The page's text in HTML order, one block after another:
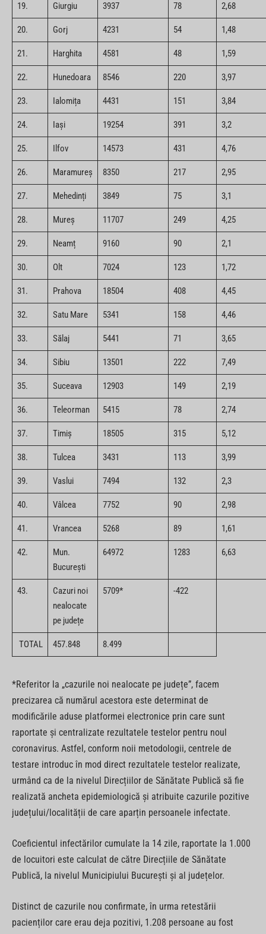
19. Giurgiu 3937 78 2,68
20. Gorj 4231 54 1,48
21. Harghita 4581 48 1,59
22. Hunedoara 8546 220 3,97
23. Ialomița 4431 151 3,84
24. Iași 19254 391 3,2
25. Ilfov 14573 431 4,76
26. Maramureș 8350 217 2,95
27. Mehedinți 3849 75 3,1
28. Mureș 11707 249 4,25
29. Neamț 9160 90 2,1
30. Olt 7024 123 1,72
31. Prahova 18504 408 4,45
32. Satu Mare 5341 158 4,46
33. Sălaj 5441 71 3,65
34. Sibiu 13501 222 7,49
35. Suceava 12903 149 2,19
36. Teleorman 5415 78 2,74
37. Timiș 18505 315 5,12
38. Tulcea 3431 113 3,99
39. Vaslui 7494 132 2,3
40. Vâlcea 7752 90 2,98
41. Vrancea 5268 89 1,61
42.
Mun.
București
64972 1283 6,63
43.
Cazuri noi
nealocate
pe județe
5709* -422
TOTAL 457.848 8.499
*Referitor la „cazurile noi nealocate pe județe”, facem
precizarea că numărul acestora este determinat de
modificările aduse platformei electronice prin care sunt
raportate și centralizate rezultatele testelor pentru noul
coronavirus. Astfel, conform noii metodologii, centrele de
testare introduc în mod direct rezultatele testelor realizate,
urmând ca de la nivelul Direcțiilor de Sănătate Publică să fie
realizată ancheta epidemiologică și atribuite cazurile pozitive
județului/localității de care aparțin persoanele infectate.
Coeficientul infectărilor cumulate la 14 zile, raportate la 1.000
de locuitori este calculat de către Direcțiile de Sănătate
Publică, la nivelul Municipiului București și al județelor.
Distinct de cazurile nou confirmate, în urma retestării
pacienților care erau deja pozitivi, 1.208 persoane au fost